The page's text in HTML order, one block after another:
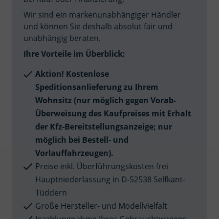
Wir sind ein markenunabhängiger Händler
und können Sie deshalb absolut fair und
unabhängig beraten.
Ihre Vorteile im Überblick:
Aktion! Kostenlose
Speditionsanlieferung zu Ihrem
Wohnsitz (nur möglich gegen Vorab-
Überweisung des Kaufpreises mit Erhalt
der Kfz-Bereitstellungsanzeige; nur
möglich bei Bestell- und
Vorlauffahrzeugen).
Preise inkl. Überführungskosten frei
Hauptniederlassung in D-52538 Selfkant-
Tüddern
Große Hersteller- und Modellvielfalt